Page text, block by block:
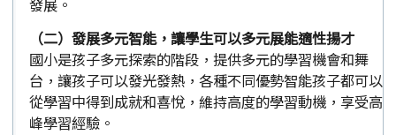
（二）發展多元智能，讓學生可以多元展能適性揚才
國小是孩子多元探索的階段，提供多元的學習機會和舞
台，讓孩子可以發光發熱，各種不同優勢智能孩子都可以
從學習中得到成就和喜悅，維持高度的學習動機，享受高
峰學習經驗。